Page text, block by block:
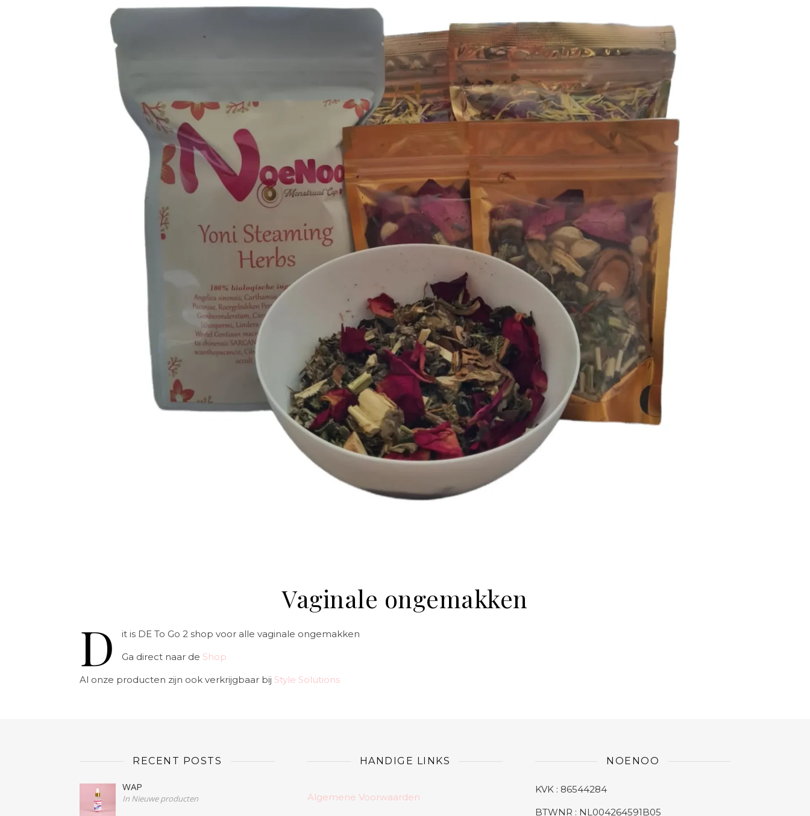
Vaginale ongemakken
D
it is DE To Go 2 shop voor alle vaginale ongemakken
Ga direct naar de Shop
Al onze producten zijn ook verkrijgbaar bij Style Solutions
RECENT POSTS
WAP
In Nieuwe producten
HANDIGE LINKS
Algemene Voorwaarden
NOENOO
KVK : 86544284
BTWNR : NL004264591B05